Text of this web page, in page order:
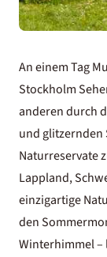
An einem Tag
Stockholm
anderen durch
und glitzernden
Naturreservate
Lappland,
einzigartige
den
Winterhimmel –